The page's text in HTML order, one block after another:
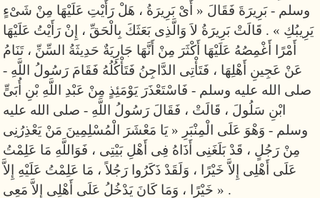
وسلم - بَرِيرَةَ فَقَالَ « أَىْ بَرِيرَةُ ، هَلْ رَأَيْتِ عَلَيْهَا مِنْ شَىْءٍ
يَرِيبُكِ » . قَالَتْ بَرِيرَةُ لاَ وَالَّذِى بَعَثَكَ بِالْحَقِّ ، إِنْ رَأَيْتُ عَلَيْهَا
أَمْرًا أَغْمِصُهُ عَلَيْهَا أَكْثَرَ مِنْ أَنَّهَا جَارِيَةٌ حَدِيثَةُ السِّنِّ ، تَنَامُ
عَنْ عَجِينِ أَهْلِهَا ، فَتَأْتِى الدَّاجِنُ فَتَأْكُلُهُ فَقَامَ رَسُولُ اللَّهِ -
صلى الله عليه وسلم - فَاسْتَعْذَرَ يَوْمَئِذٍ مِنْ عَبْدِ اللَّهِ بْنِ أُبَىٍّ
ابْنِ سَلُولَ ، قَالَتْ ، فَقَالَ رَسُولُ اللَّهِ - صلى الله عليه
وسلم - وَهْوَ عَلَى الْمِنْبَرِ « يَا مَعْشَرَ الْمُسْلِمِينَ مَنْ يَعْذِرُنِى
مِنْ رَجُلٍ ، قَدْ بَلَغَنِى أَذَاهُ فِى أَهْلِ بَيْتِى ، فَوَاللَّهِ مَا عَلِمْتُ
عَلَى أَهْلِى إِلاَّ خَيْرًا ، وَلَقَدْ ذَكَرُوا رَجُلاً ، مَا عَلِمْتُ عَلَيْهِ إِلاَّ
خَيْرًا ، وَمَا كَانَ يَدْخُلُ عَلَى أَهْلِى إِلاَّ مَعِى » .